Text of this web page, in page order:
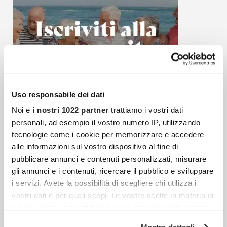
Uso responsabile dei dati
Noi e i nostri 1022 partner trattiamo i vostri dati
personali, ad esempio il vostro numero IP, utilizzando
tecnologie come i cookie per memorizzare e accedere
alle informazioni sul vostro dispositivo al fine di
pubblicare annunci e contenuti personalizzati, misurare
gli annunci e i contenuti, ricercare il pubblico e sviluppare
i servizi. Avete la possibilità di scegliere chi utilizza i
vostri dati e per quali scopi. Le vostre scelte in materia di
Articoli più recenti